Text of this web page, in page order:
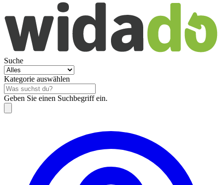
Suche
Kategorie auswählen
Geben Sie einen Suchbegriff ein.